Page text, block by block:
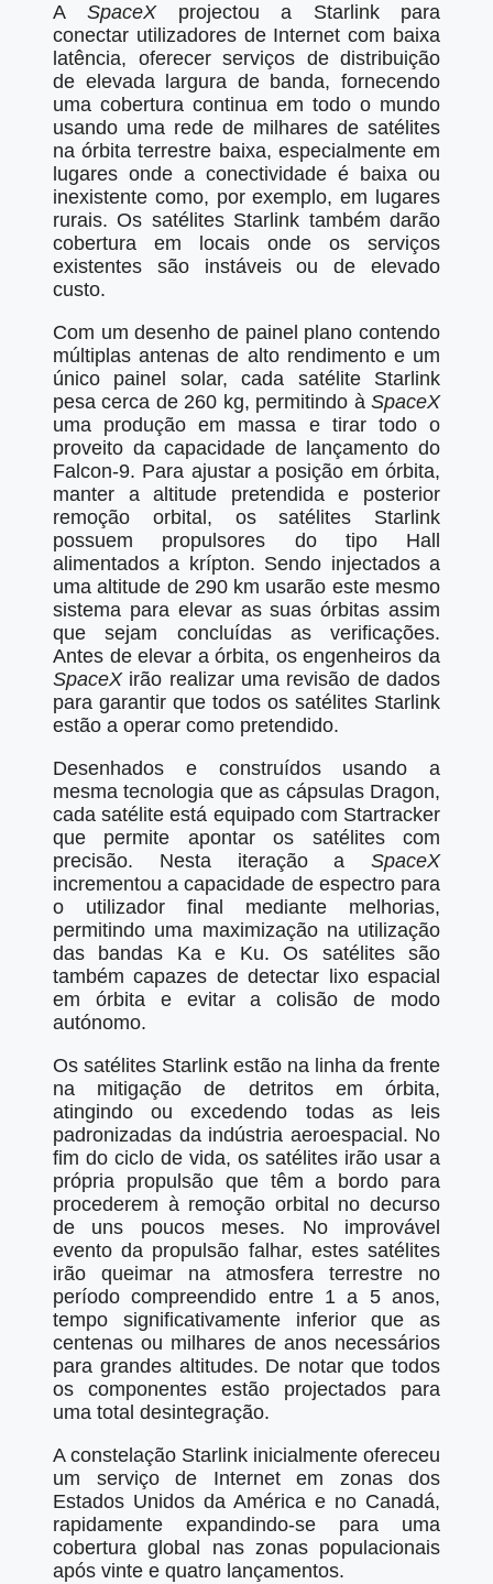
ASpaceXprojectou a Starlink para
conectar utilizadores de Internet com baixa
latência, oferecer serviços de distribuição
de elevada largura de banda, fornecendo
uma cobertura continua em todo o mundo
usando uma rede de milhares de satélites
na órbita terrestre baixa, especialmente em
lugares onde a conectividade é baixa ou
inexistente como, por exemplo, em lugares
rurais. Os satélites Starlink também darão
cobertura em locais onde os serviços
existentes são instáveis ou de elevado
custo.
Com um desenho de painel plano contendo
múltiplas antenas de alto rendimento e um
único painel solar, cada satélite Starlink
pesa cerca de 260 kg, permitindo à SpaceX
uma produção em massa e tirar todo o
proveito da capacidade de lançamento do
Falcon-9. Para ajustar a posição em órbita,
manter a altitude pretendida e posterior
remoção orbital, os satélites Starlink
possuem propulsores do tipo Hall
alimentados a krípton. Sendo injectados a
uma altitude de 290 km usarão este mesmo
sistema para elevar as suas órbitas assim
que sejam concluídas as verificações.
Antes de elevar a órbita, os engenheiros da
SpaceXirão realizar uma revisão de dados
para garantir que todos os satélites Starlink
estão a operar como pretendido.
Desenhados e construídos usando a
mesma tecnologia que as cápsulas Dragon,
cada satélite está equipado com Startracker
que permite apontar os satélites com
precisão. Nesta iteração a SpaceX
incrementou a capacidade de espectro para
o utilizador final mediante melhorias,
permitindo uma maximização na utilização
das bandas Ka e Ku. Os satélites são
também capazes de detectar lixo espacial
em órbita e evitar a colisão de modo
autónomo.
Os satélites Starlink estão na linha da frente
na mitigação de detritos em órbita,
atingindo ou excedendo todas as leis
padronizadas da indústria aeroespacial. No
fim do ciclo de vida, os satélites irão usar a
própria propulsão que têm a bordo para
procederem à remoção orbital no decurso
de uns poucos meses. No improvável
evento da propulsão falhar, estes satélites
irão queimar na atmosfera terrestre no
período compreendido entre 1 a 5 anos,
tempo significativamente inferior que as
centenas ou milhares de anos necessários
para grandes altitudes. De notar que todos
os componentes estão projectados para
uma total desintegração.
A constelação Starlink inicialmente ofereceu
um serviço de Internet em zonas dos
Estados Unidos da América e no Canadá,
rapidamente expandindo-se para uma
cobertura global nas zonas populacionais
após vinte e quatro lançamentos.